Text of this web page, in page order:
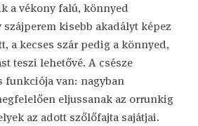
a vékony falú, könnyed
kisebb akadályt képez
a kecses szár pedig a könnyed,
teszi lehetővé. A csésze
funkciója van: nagyban
eljussanak az orrunkig
az adott szőlőfajta sajátjai.